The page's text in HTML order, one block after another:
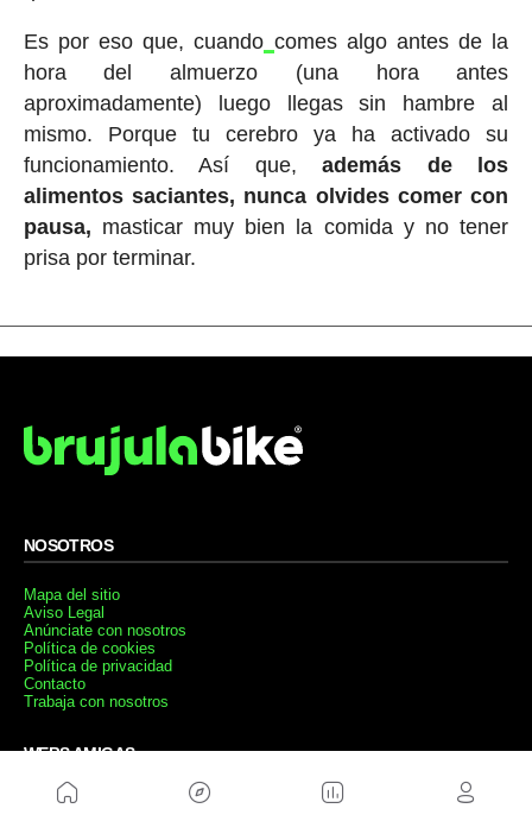
Es por eso que, cuando comes algo antes de la
hora del almuerzo (una hora antes
aproximadamente) luego llegas sin hambre al
mismo. Porque tu cerebro ya ha activado su
funcionamiento. Así que,además de los
alimentos saciantes, nunca olvides comer con
pausa, masticar muy bien la comida y no tener
prisa por terminar.
NOSOTROS
Mapa del sitio
Aviso Legal
Anúnciate con nosotros
Política de cookies
Política de privacidad
Contacto
Trabaja con nosotros
WEBS AMIGAS
MusickMag